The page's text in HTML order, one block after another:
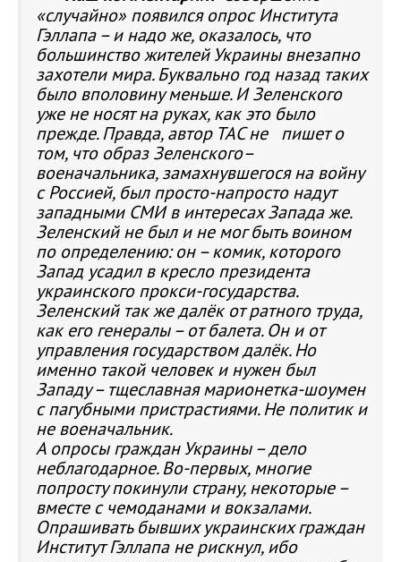
«случайно» появился опрос Института
Гэллапа – и надо же, оказалось, что
большинство жителей Украины внезапно
захотели мира. Буквально год назад таких
было вполовину меньше. И Зеленского
уже не носят на руках, как это было
прежде. Правда, автор ТАС не пишет о
том, что образ Зеленского–
военачальника, замахнувшегося на войну
с Россией, был просто-напросто надут
западными СМИ в интересах Запада же.
Зеленский не был и не мог быть воином
по определению: он – комик, которого
Запад усадил в кресло президента
украинского прокси-государства.
Зеленский так же далёк от ратного труда,
как его генералы – от балета. Он и от
управления государством далёк. Но
именно такой человек и нужен был
Западу – тщеславная марионетка-шоумен
с пагубными пристрастиями. Не политик и
не военачальник.
А опросы граждан Украины – дело
неблагодарное. Во-первых, многие
попросту покинули страну, некоторые –
вместе с чемоданами и вокзалами.
Опрашивать бывших украинских граждан
Институт Гэллапа не рискнул, ибо